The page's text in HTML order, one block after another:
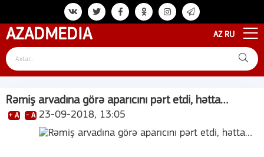
AZADMEDIA AZ RU
Rəmiş arvadına görə aparıcını pərt etdi, hətta…
+ A - A 23-09-2018, 13:05